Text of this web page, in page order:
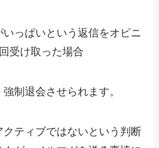
いっぱいという返信をオピニ
受け取った場合
制退会させられます。
クティブではないという判断